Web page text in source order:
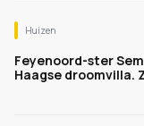
Huizen
Feyenoord-ster
Haagse droomvilla.